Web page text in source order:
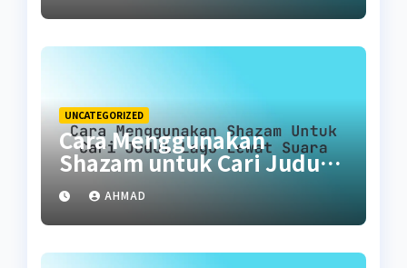
UNCATEGORIZED
Cara Menggunakan
Shazam untuk Cari Judul
Lagu Lewat Suara
AHMAD